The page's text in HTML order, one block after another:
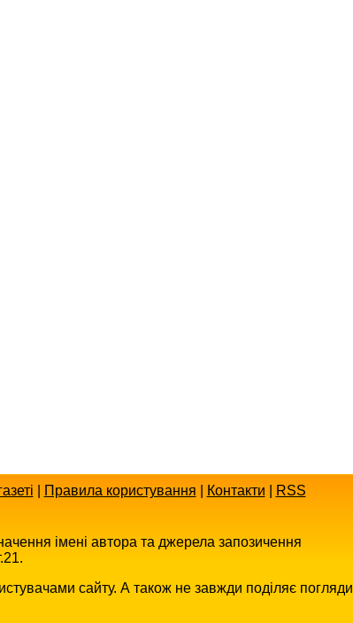
Правила користування Контакти RSS
імені автора та джерела запозичення
сайту. А також не завжди поділяє погляди